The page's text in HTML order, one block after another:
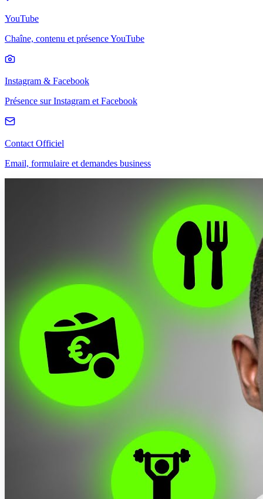
YouTube
Chaîne, contenu et présence YouTube
Instagram & Facebook
Présence sur Instagram et Facebook
Contact Officiel
Email, formulaire et demandes business